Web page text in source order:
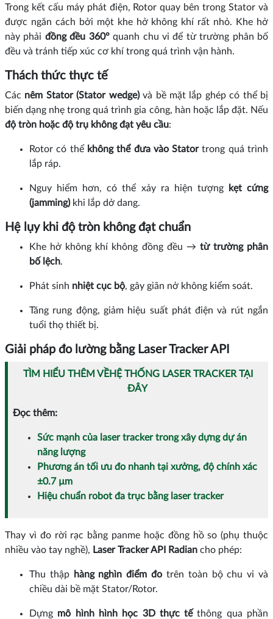
Trong kết cấu máy phát điện, Rotor quay bên trong Stator và
được ngăn cách bởi một khe hở không khí rất nhỏ. Khe hở
này phải đồng đều 360°quanh chu vi để từ trường phân bố
đều và tránh tiếp xúc cơ khí trong quá trình vận hành.
Thách thức thực tế
Các nêm Stator (Stator wedge)và bề mặt lắp ghép có thể bị
biến dạng nhẹ trong quá trình gia công, hàn hoặc lắp đặt. Nếu
độ tròn hoặc độ trụ không đạt yêu cầu:
Rotor có thể không thể đưa vào Statortrong quá trình
lắp ráp.
Nguy hiểm hơn, có thể xảy ra hiện tượng
kẹt cứng
(jamming)khi lắp dở dang.
Hệ lụy khi độ tròn không đạt chuẩn
Khe hở không khí không đồng đều → từ trường phân
bố lệch.
Phát sinh nhiệt cục bộ, gây giãn nở không kiểm soát.
Tăng rung động, giảm hiệu suất phát điện và rút ngắn
tuổi thọ thiết bị.
Giải pháp đo lường bằng Laser Tracker API
TÌM HIỂU THÊM VỀHỆ THỐNG LASER TRACKER TẠI
ĐÂY
Đọc thêm:
Sức mạnh của laser tracker trong xây dựng dự án
năng lượng
Phương án tối ưu đo nhanh tại xưởng, độ chính xác
±0.7 µm
Hiệu chuẩn robot đa trục bằng laser tracker
Thay vì đo rời rạc bằng panme hoặc đồng hồ so (phụ thuộc
nhiều vào tay nghề), Laser Tracker API Radian cho phép:
Thu thập hàng nghìn điểm đo trên toàn bộ chu vi và
chiều dài bề mặt Stator/Rotor.
Dựng mô hình hình học 3D thực tếthông qua phần